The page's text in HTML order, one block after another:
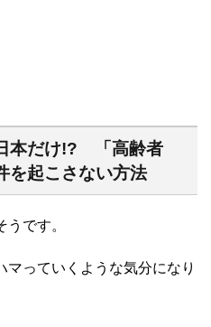
本だけ!? 「高齢者
を起こさない方法
です。
っていくような気分になり